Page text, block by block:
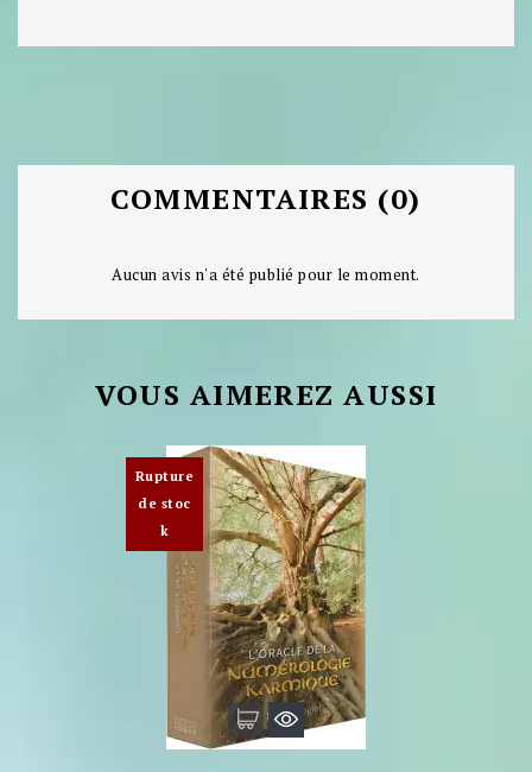
COMMENTAIRES (0)
Aucun avis n'a été publié pour le moment.
VOUS AIMEREZ AUSSI
Rupture
de stoc
k